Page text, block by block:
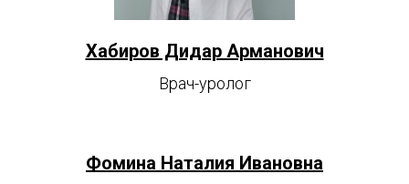
Хабиров Дидар Арманович
Врач-уролог
Фомина Наталия Ивановна